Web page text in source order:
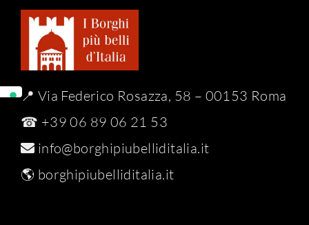
📍 Via Federico Rosazza, 58 – 00153 Roma
☎ +39 06 89 06 21 53
info@borghipiubelliditalia.it
🌎 borghipiubelliditalia.it